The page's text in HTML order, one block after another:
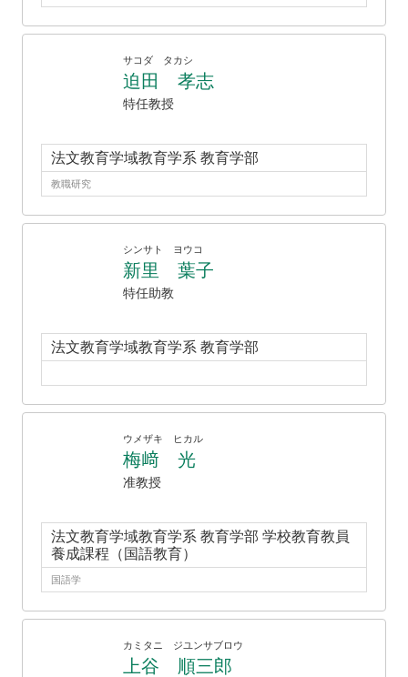
サコダ タカシ
迫田 孝志
特任教授
法文教育学域教育学系 教育学部
教職研究
シンサト ヨウコ
新里 葉子
特任助教
法文教育学域教育学系 教育学部
ウメザキ ヒカル
梅﨑 光
准教授
法文教育学域教育学系 教育学部 学校教育教員
養成課程（国語教育）
国語学
カミタニ ジユンサブロウ
上谷 順三郎